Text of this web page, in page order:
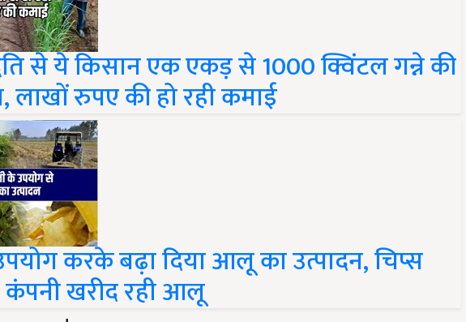
से ये किसान एक एकड़ से 1000 क्विंटल गन्ने की
लाखों रुपए की हो रही कमाई
करके बढ़ा दिया आलू का उत्पादन, चिप्स
कंपनी खरीद रही आलू